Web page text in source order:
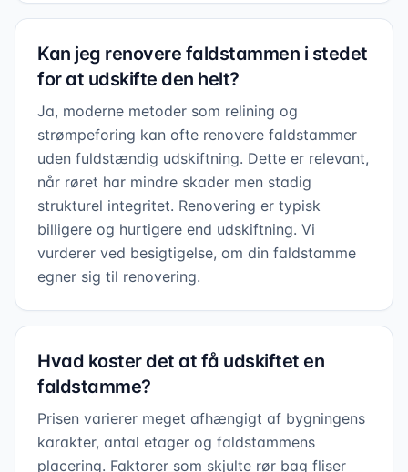
Kan jeg renovere faldstammen i stedet
for at udskifte den helt?
Ja, moderne metoder som relining og
strømpeforing kan ofte renovere faldstammer
uden fuldstændig udskiftning. Dette er relevant,
når røret har mindre skader men stadig
strukturel integritet. Renovering er typisk
billigere og hurtigere end udskiftning. Vi
vurderer ved besigtigelse, om din faldstamme
egner sig til renovering.
Hvad koster det at få udskiftet en
faldstamme?
Prisen varierer meget afhængigt af bygningens
karakter, antal etager og faldstammens
placering. Faktorer som skjulte rør bag fliser